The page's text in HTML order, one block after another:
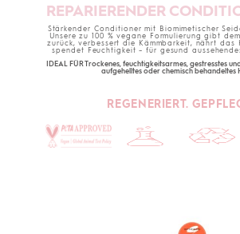
REPARIERENDER
Stärkender Conditioner mit Biomimetischer
Unsere zu 100 % vegane Formulierung gibt
zurück, verbessert die Kämmbarkeit, nährt das
spendet Feuchtigkeit – für gesund
IDEAL FÜR Trockenes, feuchtigkeitsarmes, gestresstes
aufgehelltes oder chemisch behandeltes
REGENERIERT.